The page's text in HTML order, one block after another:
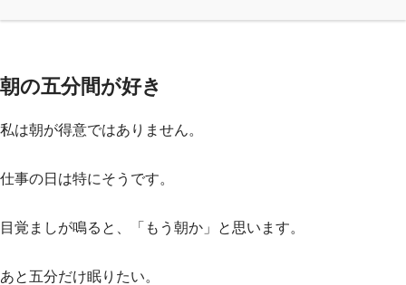
朝の五分間が好き
私は朝が得意ではありません。
仕事の日は特にそうです。
目覚ましが鳴ると、「もう朝か」と思います。
あと五分だけ眠りたい。